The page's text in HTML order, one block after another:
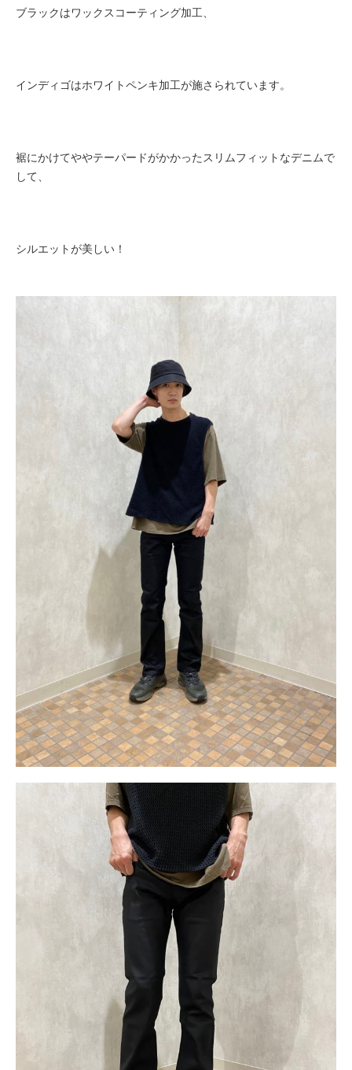
ブラックはワックスコーティング加工、
インディゴはホワイトペンキ加工が施さられています。
裾にかけてややテーパードがかかったスリムフィットなデニムで
して、
シルエットが美しい！